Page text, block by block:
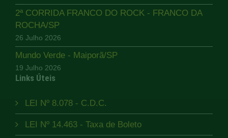
2ª CORRIDA FRANCO DO ROCK - FRANCO DA
ROCHA/SP
26 Julho 2026
Mundo Verde - Maiporã/SP
19 Julho 2026
Links Úteis
LEI Nº 8.078 - C.D.C.
LEI Nº 14.463 - Taxa de Boleto